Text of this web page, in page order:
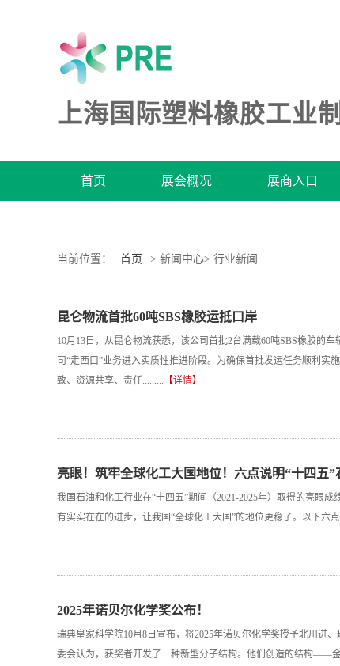
上海国际塑料橡胶工业
首页 展会概况 展商入口
当前位置： 首页 > 新闻中心> 行业新闻
昆仑物流首批60吨SBS橡胶运抵口岸
10月13日，从昆仑物流获悉，该公司首批2台满载60吨SBS橡胶的
司“走西口”业务进入实质性推进阶段。为确保首批发运任务顺利
致、资源共享、责任......... 【详情】
亮眼！筑牢全球化工大国地位！六点说明“十四五”
我国石油和化工行业在“十四五”期间（2021-2025年）取得的亮眼
有实实在在的进步，让我国“全球化工大国”的地位更稳了。以下六
2025年诺贝尔化学奖公布！
瑞典皇家科学院10月8日宣布，将2025年诺贝尔化学奖授予北川进
委会认为，获奖者开发了一种新型分子结构。他们创造的结构——